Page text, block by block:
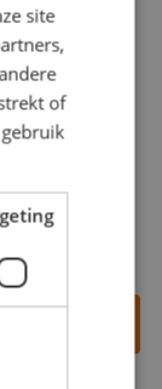
staat
site
of